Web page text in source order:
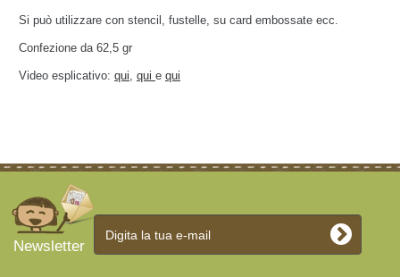
Si può utilizzare con stencil, fustelle, su card embossate ecc.
Confezione da 62,5 gr
Video esplicativo: qui, qui e qui
Newsletter